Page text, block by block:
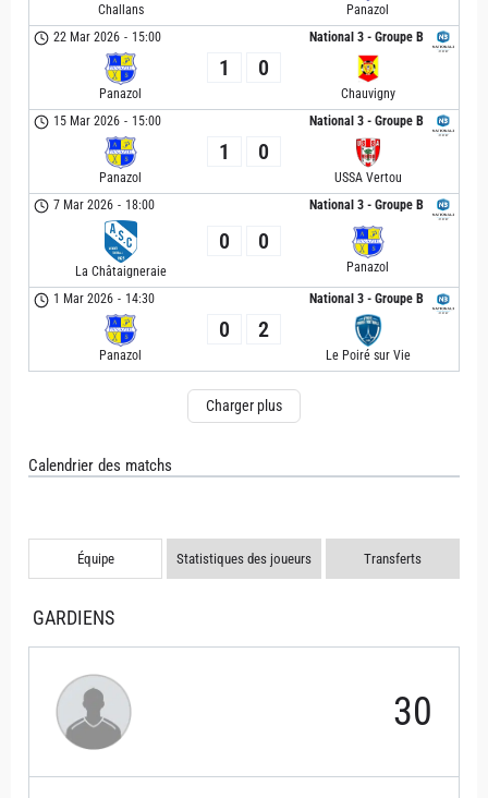
Challans
Panazol
National 3 - Groupe B
22 Mar 2026 - 15:00
Panazol
1 0
Chauvigny
National 3 - Groupe B
15 Mar 2026 - 15:00
Panazol
1 0
USSA Vertou
National 3 - Groupe B
7 Mar 2026 - 18:00
La Châtaigneraie
0 0
Panazol
National 3 - Groupe B
1 Mar 2026 - 14:30
Panazol
0 2
Le Poiré sur Vie
Charger plus
Calendrier des matchs
Équipe Statistiques des joueurs Transferts
GARDIENS
30